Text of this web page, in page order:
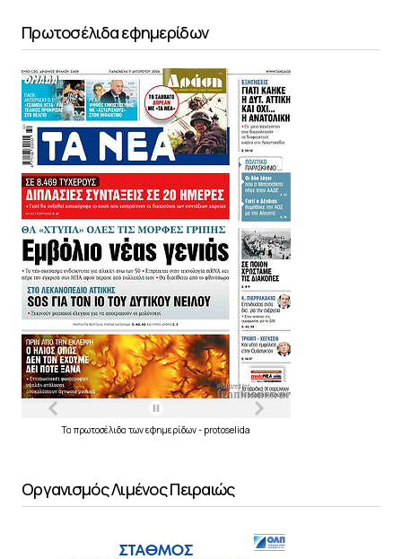
Πρωτοσέλιδα εφημερίδων
Τα πρωτοσέλιδα τωνεφημερίδων- protoselida
Οργανισμός Λιμένος Πειραιώς